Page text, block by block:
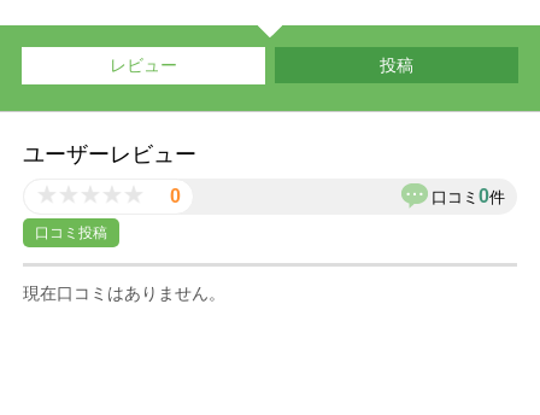
レビュー 投稿
ユーザーレビュー
0 口コミ 0件
口コミ投稿
現在口コミはありません。